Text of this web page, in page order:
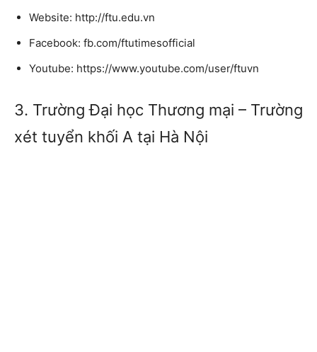
Website: http://ftu.edu.vn
Facebook: fb.com/ftutimesofficial
Youtube: https://www.youtube.com/user/ftuvn
3. Trường Đại học Thương mại – Trường
xét tuyển khối A tại Hà Nội